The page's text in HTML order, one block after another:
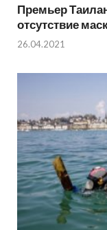
Премьер
отсутствие
26.04.2021